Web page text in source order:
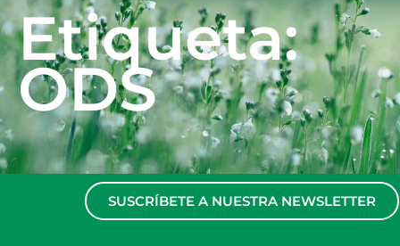
Etiqueta:
ODS
SUSCRÍBETE A NUESTRA NEWSLETTER